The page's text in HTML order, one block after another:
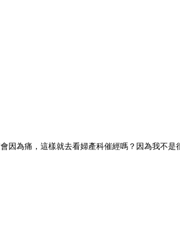
因為痛，這樣就去看婦產科催經嗎？因為我不是